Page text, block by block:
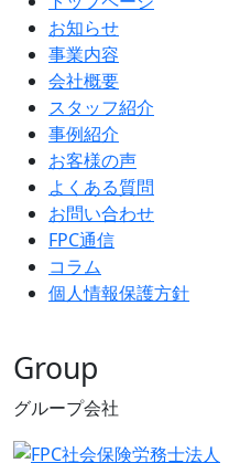
お知らせ
事業内容
会社概要
スタッフ紹介
事例紹介
お客様の声
よくある質問
お問い合わせ
FPC通信
コラム
個人情報保護方針
Group
グループ会社